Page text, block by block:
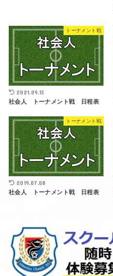
トーナメント戦
2021.09.13
社会人 トーナメント戦 日程表
トーナメント戦
2019.07.08
社会人 トーナメント戦 日程表